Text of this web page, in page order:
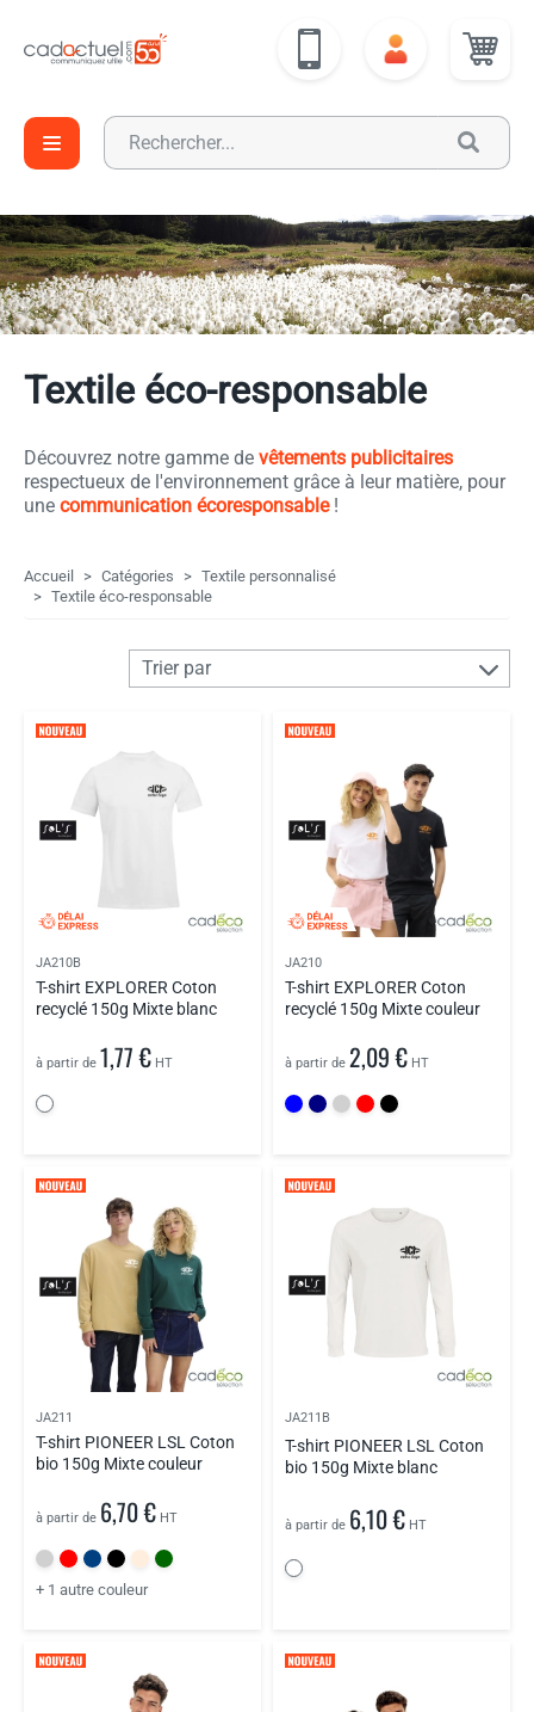
Textile éco-responsable
Découvrez notre gamme de vêtements publicitaires
respectueux de l'environnement grâce à leur matière, pour
une communication écoresponsable!
Accueil Catégories
Textile personnalisé
Textile éco-responsable
Trier par
JA210B
T-shirt EXPLORER Coton
recyclé 150g Mixte blanc
à partir de 1,77 € HT
JA210
T-shirt EXPLORER Coton
recyclé 150g Mixte couleur
à partir de 2,09 € HT
JA211
T-shirt PIONEER LSL Coton
bio 150g Mixte couleur
à partir de 6,70 € HT
+ 1 autre couleur
JA211B
T-shirt PIONEER LSL Coton
bio 150g Mixte blanc
à partir de 6,10 € HT